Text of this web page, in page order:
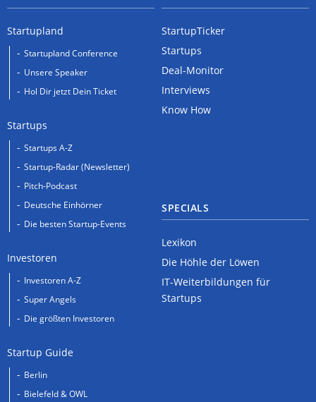
Startupland
Startupland Conference
Unsere Speaker
Hol Dir jetzt Dein Ticket
Startups
Startups A-Z
Startup-Radar (Newsletter)
Pitch-Podcast
Deutsche Einhörner
Die besten Startup-Events
Investoren
Investoren A-Z
Super Angels
Die größten Investoren
Startup Guide
Berlin
Bielefeld & OWL
StartupTicker
Startups
Deal-Monitor
Interviews
Know How
SPECIALS
Lexikon
Die Höhle der Löwen
IT-Weiterbildungen für
Startups